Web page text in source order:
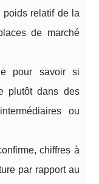
poids relatif de la
de marché
pour savoir si
plutôt dans des
ou
chiffres à
par rapport au